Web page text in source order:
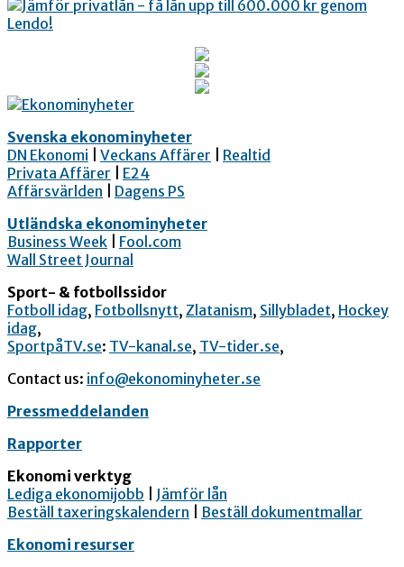
Svenska ekonominyheter
DN Ekonomi
Veckans Affärer
Realtid
Privata Affärer
E24
Affärsvärlden
Dagens PS
Utländska ekonominyheter
Business Week
Fool.com
Wall Street Journal
Sport- & fotbollssidor
Fotboll idag, Fotbollsnytt, Zlatanism, Sillybladet, Hockey
idag,
SportpåTV.se: TV-kanal.se, TV-tider.se,
Contact us: info@ekonominyheter.se
Pressmeddelanden
Rapporter
Ekonomi verktyg
Lediga ekonomijobb
Jämför lån
Beställ taxeringskalendern
Beställ dokumentmallar
Ekonomi resurser